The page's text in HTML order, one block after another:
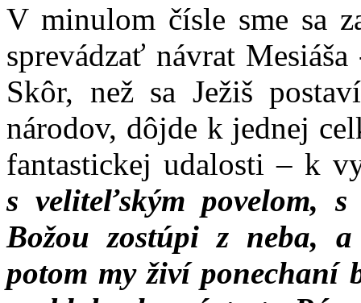
V minulom čísle sme sa
sprevádzať návrat
Skôr, než sa Ježiš
národov, dôjde k jednej
fantastickej udalosti – k
s veliteľským povelom,
Božou zostúpi z neba,
potom my živí ponechaní